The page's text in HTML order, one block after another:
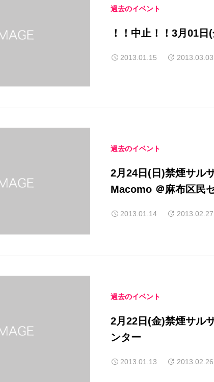
過去のイベント
！！中止！！3月01
2013.01.15 2013.03.03
過去のイベント
2月24日(日)禁煙サル
Macomo ＠麻布区民
2013.01.14 2013.02.27
過去のイベント
2月22日(金)禁煙サル
ンター
2013.01.13 2013.02.26